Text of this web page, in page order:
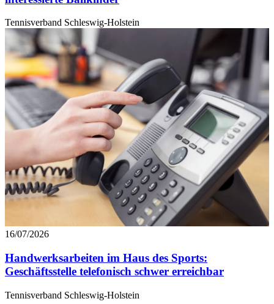
Tennisverband Schleswig-Holstein
16/07/2026
Handwerksarbeiten im Haus des Sports:
Geschäftsstelle telefonisch schwer erreichbar
Tennisverband Schleswig-Holstein